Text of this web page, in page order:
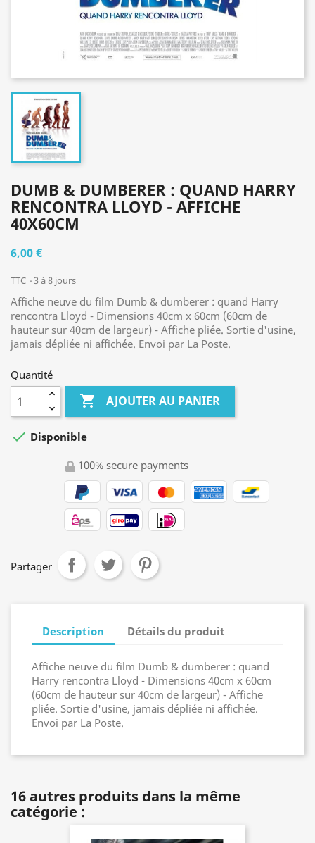
DUMB & DUMBERER : QUAND HARRY
RENCONTRA LLOYD - AFFICHE
40X60CM
6,00 €
TTC 3 à 8 jours
Affiche neuve du film Dumb & dumberer : quand Harry
rencontra Lloyd - Dimensions 40cm x 60cm (60cm de
hauteur sur 40cm de largeur) - Affiche pliée. Sortie d'usine,
jamais dépliée ni affichée. Envoi par La Poste.
Quantité
 AJOUTER AU PANIER
 Disponible
100% secure payments
Partager
Description Détails du produit
Affiche neuve du film Dumb & dumberer : quand
Harry rencontra Lloyd - Dimensions 40cm x 60cm
(60cm de hauteur sur 40cm de largeur) - Affiche
pliée. Sortie d'usine, jamais dépliée ni affichée.
Envoi par La Poste.
16 autres produits dans la même
catégorie :